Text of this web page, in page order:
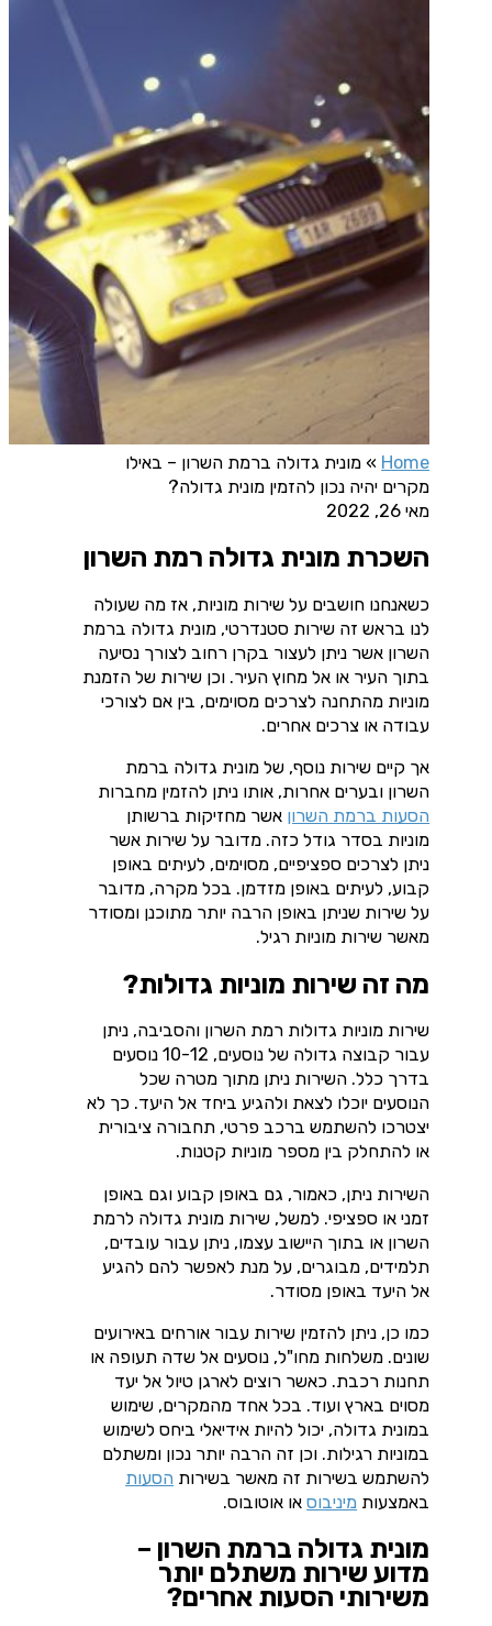
Home
» מונית גדולה ברמת השרון – באילו
מקרים יהיה נכון להזמין מונית גדולה?
מאי 26, 2022
השכרת מונית גדולה רמת השרון
כשאנחנו חושבים על שירות מוניות, אז מה שעולה
לנו בראש זה שירות סטנדרטי, מונית גדולה ברמת
השרון אשר ניתן לעצור בקרן רחוב לצורך נסיעה
בתוך העיר או אל מחוץ העיר. וכן שירות של הזמנת
מוניות מהתחנה לצרכים מסוימים, בין אם לצורכי
עבודה או צרכים אחרים.
אך קיים שירות נוסף, של מונית גדולה ברמת
השרון ובערים אחרות, אותו ניתן להזמין מחברות
הסעות ברמת השרון אשר מחזיקות ברשותן
מוניות בסדר גודל כזה. מדובר על שירות אשר
ניתן לצרכים ספציפיים, מסוימים, לעיתים באופן
קבוע, לעיתים באופן מזדמן. בכל מקרה, מדובר
על שירות שניתן באופן הרבה יותר מתוכנן ומסודר
מאשר שירות מוניות רגיל.
מה זה שירות מוניות גדולות?
שירות מוניות גדולות רמת השרון והסביבה, ניתן
עבור קבוצה גדולה של נוסעים, 10-12 נוסעים
בדרך כלל. השירות ניתן מתוך מטרה שכל
הנוסעים יוכלו לצאת ולהגיע ביחד אל היעד. כך לא
יצטרכו להשתמש ברכב פרטי, תחבורה ציבורית
או להתחלק בין מספר מוניות קטנות.
השירות ניתן, כאמור, גם באופן קבוע וגם באופן
זמני או ספציפי. למשל, שירות מונית גדולה לרמת
השרון או בתוך היישוב עצמו, ניתן עבור עובדים,
תלמידים, מבוגרים, על מנת לאפשר להם להגיע
אל היעד באופן מסודר.
כמו כן, ניתן להזמין שירות עבור אורחים באירועים
שונים. משלחות מחו"ל, נוסעים אל שדה תעופה או
תחנות רכבת. כאשר רוצים לארגן טיול אל יעד
מסוים בארץ ועוד. בכל אחד מהמקרים, שימוש
במונית גדולה, יכול להיות אידיאלי ביחס לשימוש
במוניות רגילות. וכן זה הרבה יותר נכון ומשתלם
להשתמש בשירות זה מאשר בשירות הסעות
באמצעות מיניבוסאו אוטובוס.
מונית גדולה ברמת השרון –
מדוע שירות משתלם יותר
משירותי הסעות אחרים?